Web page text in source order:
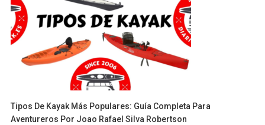
Tipos De Kayak Más Populares: Guía Completa Para
Aventureros Por Joao Rafael Silva Robertson